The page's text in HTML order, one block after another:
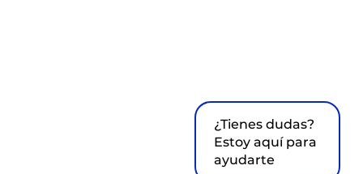
¿Tienes dudas?
Estoy aquí para
ayudarte